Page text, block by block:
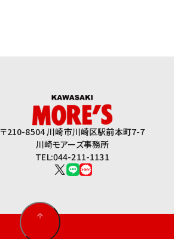
〒210-8504 川崎市川崎区駅前本町7-7
川崎モアーズ事務所
TEL:044-211-1131